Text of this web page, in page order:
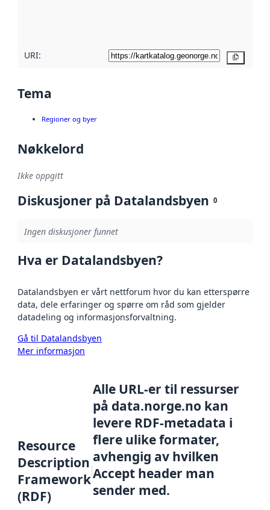
URI:
Tema
Regioner og byer
Nøkkelord
Ikke oppgitt
Diskusjoner på Datalandsbyen 0
Ingen diskusjoner funnet
Hva er Datalandsbyen?
Datalandsbyen er vårt nettforum hvor du kan etterspørre
data, dele erfaringer og spørre om råd som gjelder
datadeling og informasjonsforvaltning.
Gå til Datalandsbyen
Mer informasjon
Resource
Description
Framework
(RDF)
Alle URL-er til ressurser
på data.norge.no kan
levere RDF-metadata i
flere ulike formater,
avhengig av hvilken
Accept header man
sender med.